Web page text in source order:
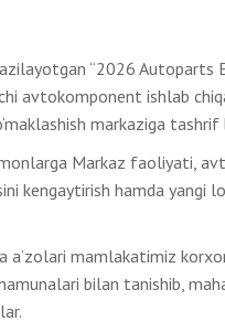
“2026 Autoparts
avtokomponent ishlab
markaziga tashrif
Markaz faoliyati,
kengaytirish hamda yangi
a’zolari mamlakatimiz
bilan tanishib,